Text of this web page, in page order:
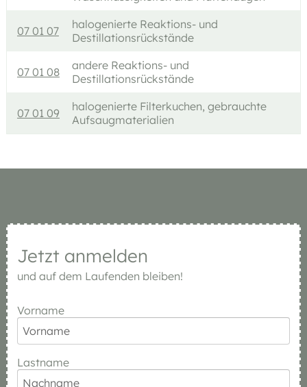
07 01 07
halogenierte Reaktions- und
Destillationsrückstände
07 01 08
andere Reaktions- und
Destillationsrückstände
07 01 09
halogenierte Filterkuchen, gebrauchte
Aufsaugmaterialien
Jetzt anmelden
und auf dem Laufenden bleiben!
Vorname
Lastname